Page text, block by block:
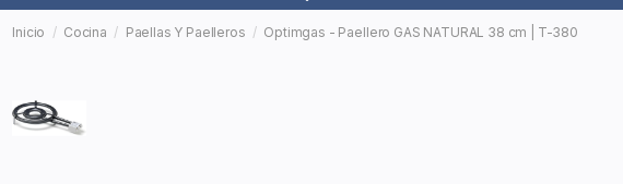
Inicio Cocina Paellas Y Paelleros Optimgas - Paellero GAS NATURAL 38 cm | T-380